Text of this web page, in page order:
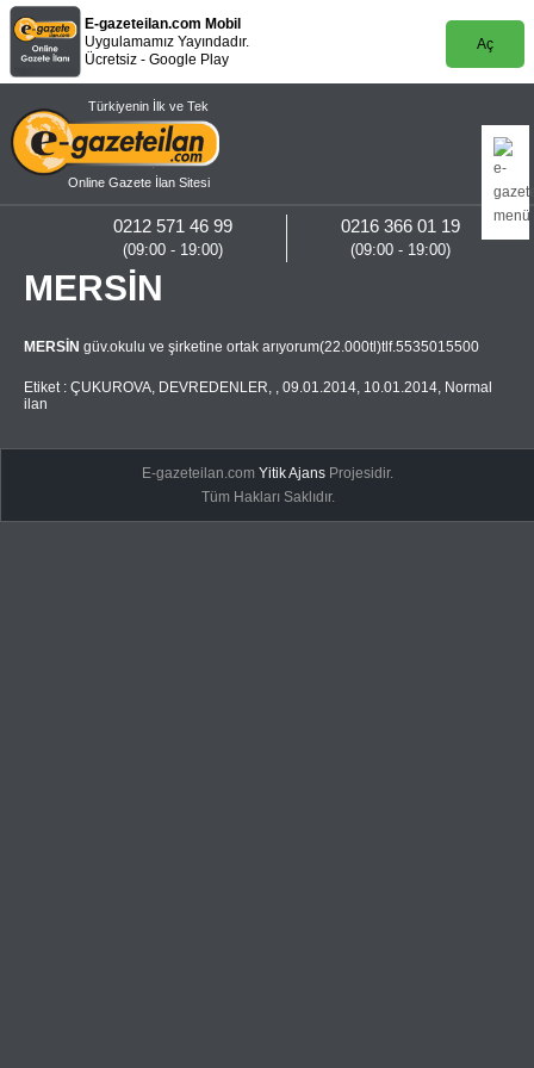
E-gazeteilan.com Mobil
Uygulamamız Yayındadır.
Ücretsiz - Google Play
Aç
Türkiyenin İlk ve Tek
Online Gazete İlan Sitesi
0216 366 01 19
(09:00 - 19:00)
0212 571 46 99
(09:00 - 19:00)
MERSİN
MERSİN güv.okulu ve şirketine ortak arıyorum(22.000tl)tlf.5535015500
Etiket : ÇUKUROVA, DEVREDENLER, , 09.01.2014, 10.01.2014, Normal
ilan
E-gazeteilan.comYitik Ajans Projesidir.
Tüm Hakları Saklıdır.